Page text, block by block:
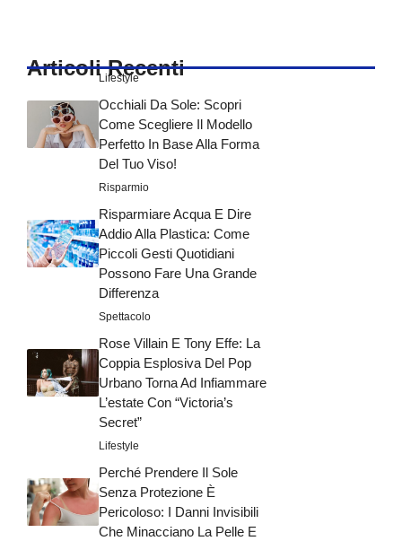
Articoli Recenti
Lifestyle
Occhiali Da Sole: Scopri
Come Scegliere Il Modello
Perfetto In Base Alla Forma
Del Tuo Viso!
Risparmio
Risparmiare Acqua E Dire
Addio Alla Plastica: Come
Piccoli Gesti Quotidiani
Possono Fare Una Grande
Differenza
Spettacolo
Rose Villain E Tony Effe: La
Coppia Esplosiva Del Pop
Urbano Torna Ad Infiammare
L’estate Con “Victoria’s
Secret”
Lifestyle
Perché Prendere Il Sole
Senza Protezione È
Pericoloso: I Danni Invisibili
Che Minacciano La Pelle E